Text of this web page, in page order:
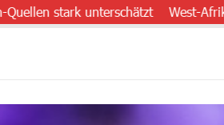
unterschätzt West-Afrika: 172